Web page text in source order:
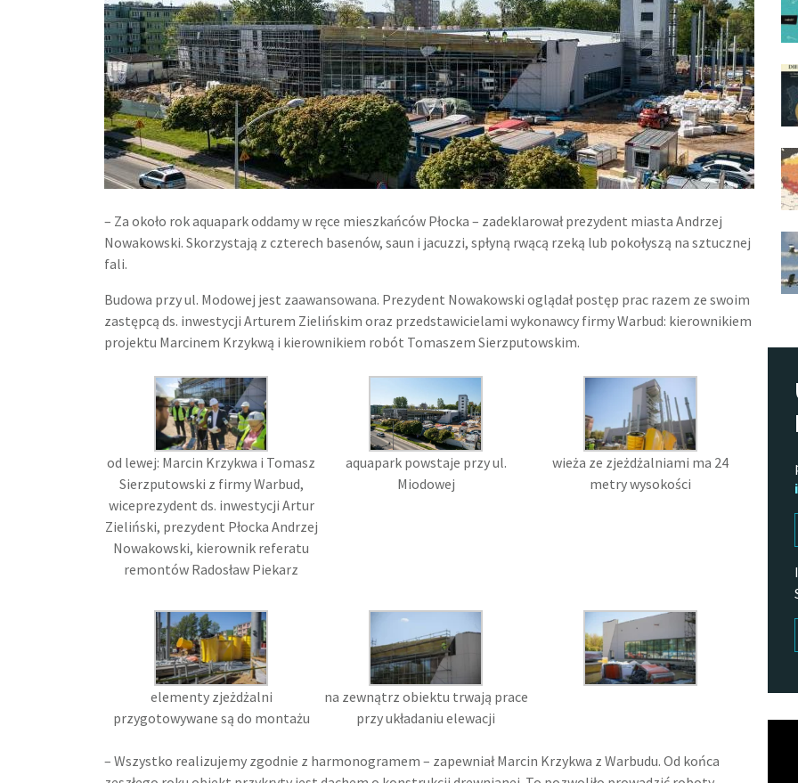
– Za około rok aquapark oddamy w ręce mieszkańców Płocka – zadeklarował prezydent miasta Andrzej
Nowakowski. Skorzystają z czterech basenów, saun i jacuzzi, spłyną rwącą rzeką lub pokołyszą na sztucznej
fali.
Budowa przy ul. Modowej jest zaawansowana. Prezydent Nowakowski oglądał postęp prac razem ze swoim
zastępcą ds. inwestycji Arturem Zielińskim oraz przedstawicielami wykonawcy firmy Warbud: kierownikiem
projektu Marcinem Krzykwą i kierownikiem robót Tomaszem Sierzputowskim.
od lewej: Marcin Krzykwa i Tomasz
Sierzputowski z firmy Warbud,
wiceprezydent ds. inwestycji Artur
Zieliński, prezydent Płocka Andrzej
Nowakowski, kierownik referatu
remontów Radosław Piekarz
aquapark powstaje przy ul.
Miodowej
wieża ze zjeżdżalniami ma 24
metry wysokości
elementy zjeżdżalni
przygotowywane są do montażu
na zewnątrz obiektu trwają prace
przy układaniu elewacji
– Wszystko realizujemy zgodnie z harmonogramem – zapewniał Marcin Krzykwa z Warbudu. Od końca